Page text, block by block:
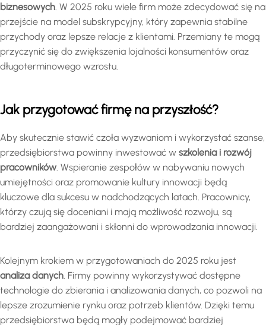
biznesowych. W 2025 roku wiele firm może zdecydować się na
przejście na model subskrypcyjny, który zapewnia stabilne
przychody oraz lepsze relacje z klientami. Przemiany te mogą
przyczynić się do zwiększenia lojalności konsumentów oraz
długoterminowego wzrostu.
Jak przygotować firmę na przyszłość?
Aby skutecznie stawić czoła wyzwaniom i wykorzystać szanse,
przedsiębiorstwa powinny inwestować w szkolenia i rozwój
pracowników. Wspieranie zespołów w nabywaniu nowych
umiejętności oraz promowanie kultury innowacji będą
kluczowe dla sukcesu w nadchodzących latach. Pracownicy,
którzy czują się doceniani i mają możliwość rozwoju, są
bardziej zaangażowani i skłonni do wprowadzania innowacji.
Kolejnym krokiem w przygotowaniach do 2025 roku jest
analiza danych. Firmy powinny wykorzystywać dostępne
technologie do zbierania i analizowania danych, co pozwoli na
lepsze zrozumienie rynku oraz potrzeb klientów. Dzięki temu
przedsiębiorstwa będą mogły podejmować bardziej